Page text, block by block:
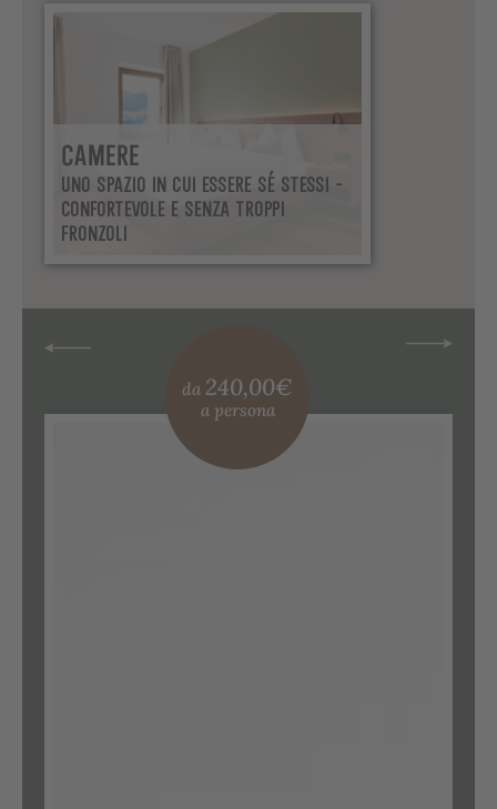
CAMERE
UNO SPAZIO IN CUI ESSERE SÉ STESSI –
CONFORTEVOLE E SENZA TROPPI
FRONZOLI
da 240,00€
a persona
da 240,00 €
a persona